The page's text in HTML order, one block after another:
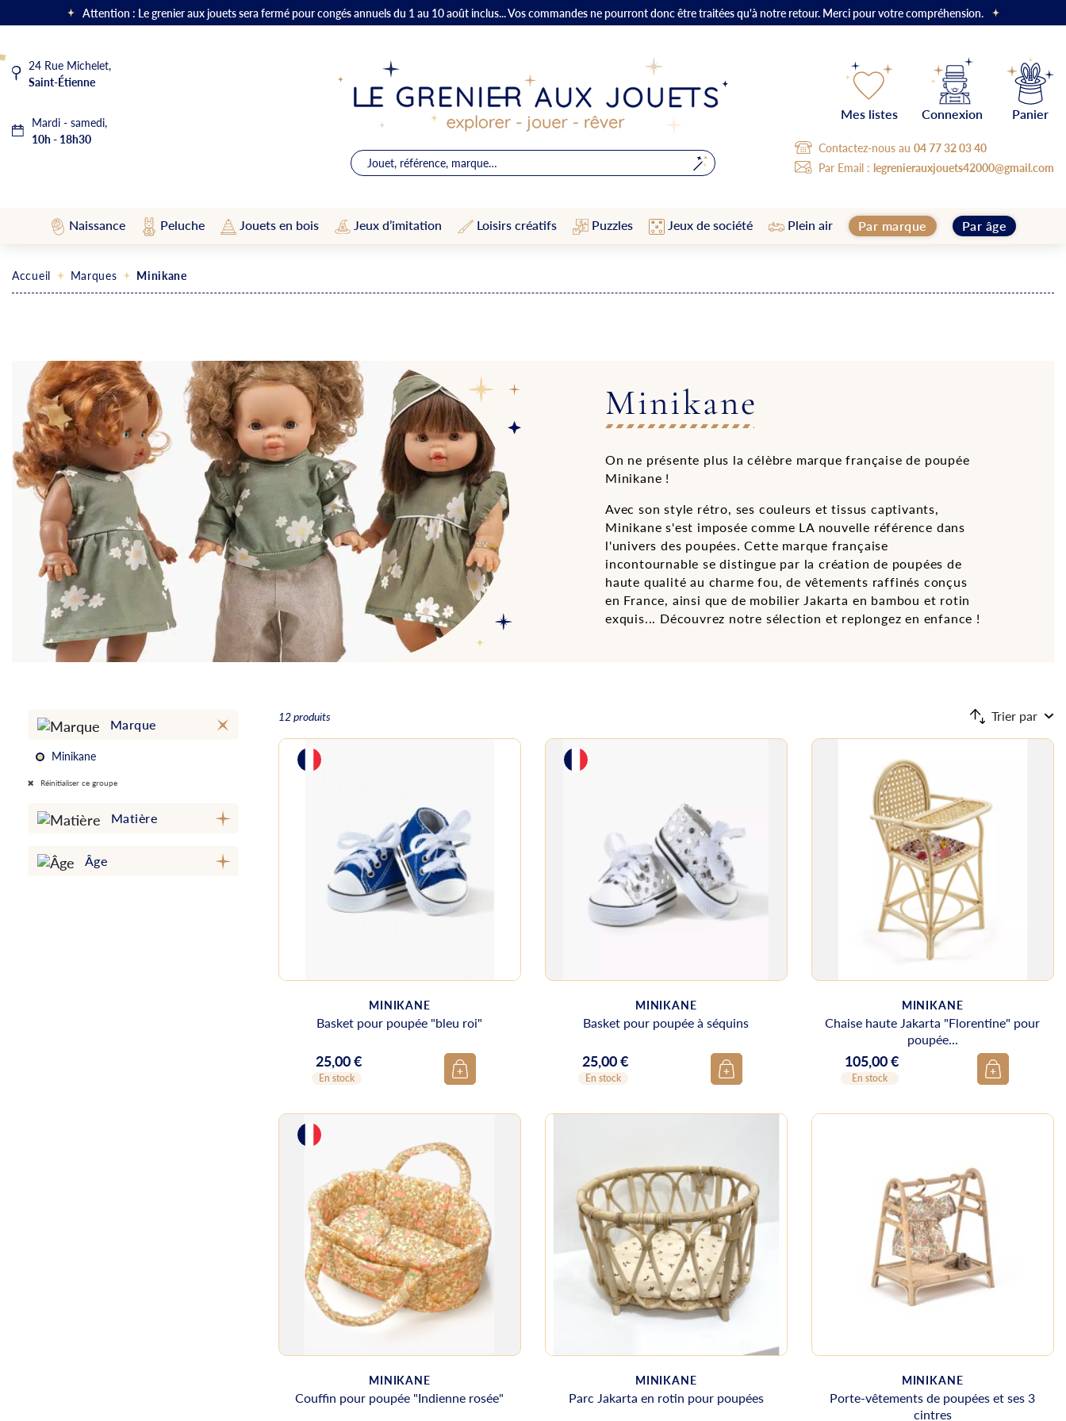
Attention : Le grenier aux jouets sera fermé pour congés annuels du 1 au 10 août inclus... Vos commandes ne pourront donc être traitées qu'à notre retour. Merci pour votre compréhension.
24 Rue Michelet,
Saint-Étienne
Mardi - samedi,
10h - 18h30
Mes listes Connexion Panier
Contactez-nous au 04 77 32 03 40
Par Email : legrenierauxjouets42000@gmail.com
Naissance Peluche Jouets en bois Jeux d’imitation Loisirs créatifs Puzzles Jeux de société Plein air Par marque Par âge
Accueil Marques Minikane
Minikane
On ne présente plus la célèbre marque française de poupée
Minikane !
Avec son style rétro, ses couleurs et tissus captivants,
Minikane s'est imposée comme LA nouvelle référence dans
l'univers des poupées. Cette marque française
incontournable se distingue par la création de poupées de
haute qualité au charme fou, de vêtements raffinés conçus
en France, ainsi que de mobilier Jakarta en bambou et rotin
exquis... Découvrez notre sélection et replongez en enfance !
Marque
Minikane
Réinitialiser ce groupe
Matière
Âge
12 produits Trier par
MINIKANE
Basket pour poupée "bleu roi"
Prix
25,00 €
En stock
MINIKANE
Basket pour poupée à séquins
Prix
25,00 €
En stock
MINIKANE
Chaise haute Jakarta "Florentine" pour
poupée...
Prix
105,00 €
En stock
MINIKANE
Couffin pour poupée "Indienne rosée"
MINIKANE
Parc Jakarta en rotin pour poupées
MINIKANE
Porte-vêtements de poupées et ses 3
cintres